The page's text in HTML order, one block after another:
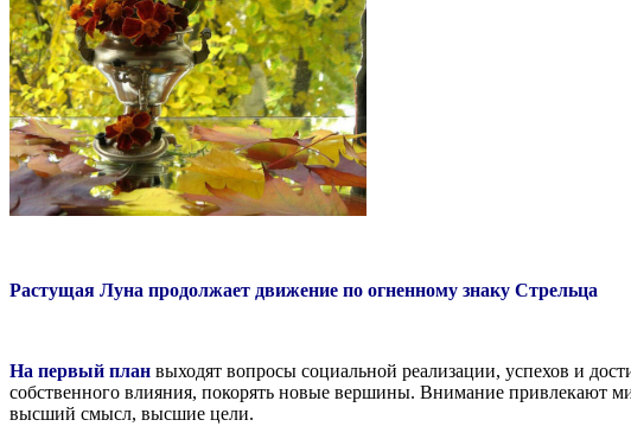
Растущая Луна продолжает движение по огненному знаку Стрельца
На первый план выходят вопросы социальной реализации, успехов и
собственного влияния, покорять новые вершины. Внимание привлекают
высший смысл, высшие цели.